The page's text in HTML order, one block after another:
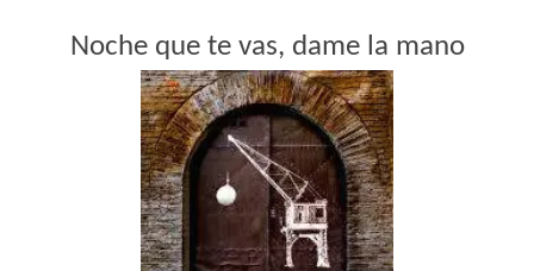
Noche que te vas, dame la mano